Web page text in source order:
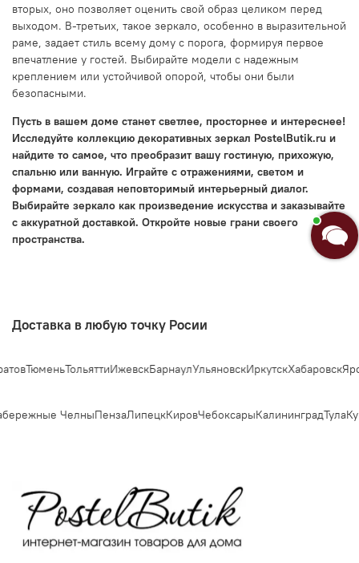
вторых, оно позволяет оценить свой образ целиком перед
выходом. В-третьих, такое зеркало, особенно в выразительной
раме, задает стиль всему дому с порога, формируя первое
впечатление у гостей. Выбирайте модели с надежным
креплением или устойчивой опорой, чтобы они были
безопасными.
Пусть в вашем доме станет светлее, просторнее и интереснее!
Исследуйте коллекцию декоративных зеркал PostelButik.ru и
найдите то самое, что преобразит вашу гостиную, прихожую,
спальню или ванную. Играйте с отражениями, светом и
формами, создавая неповторимый интерьерный диалог.
Выбирайте зеркало как произведение искусства и заказывайте
с аккуратной доставкой. Откройте новые грани своего
пространства.
Доставка в любую точку Росии
ТюменьТольяттиИжевскБарнаулУльяновскИркутскХабаровск
ЧелныПензаЛипецкКировЧебоксарыКалининградТула